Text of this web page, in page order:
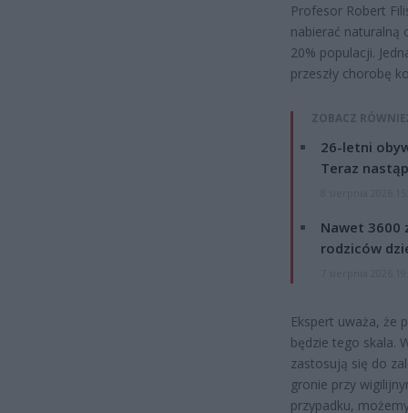
Profesor Robert
nabierać naturalną
20% populacji.
przeszły chorobę
ZOBACZ
26-letni
Teraz
Nawet 3600
rodziców
Ekspert uważa, że
będzie tego skala.
zastosują się do
gronie przy
przypadku,